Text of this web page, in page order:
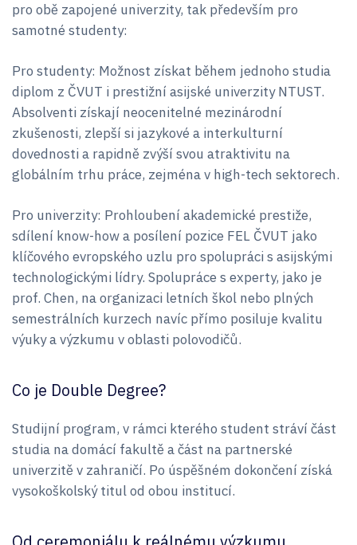
pro obě zapojené univerzity, tak především pro
samotné studenty:
Pro studenty: Možnost získat během jednoho studia
diplom z ČVUT i prestižní asijské univerzity NTUST.
Absolventi získají neocenitelné mezinárodní
zkušenosti, zlepší si jazykové a interkulturní
dovednosti a rapidně zvýší svou atraktivitu na
globálním trhu práce, zejména v high-tech sektorech.
Pro univerzity: Prohloubení akademické prestiže,
sdílení know-how a posílení pozice FEL ČVUT jako
klíčového evropského uzlu pro spolupráci s asijskými
technologickými lídry. Spolupráce s experty, jako je
prof. Chen, na organizaci letních škol nebo plných
semestrálních kurzech navíc přímo posiluje kvalitu
výuky a výzkumu v oblasti polovodičů.
Co je Double Degree?
Studijní program, v rámci kterého student stráví část
studia na domácí fakultě a část na partnerské
univerzitě v zahraničí. Po úspěšném dokončení získá
vysokoškolský titul od obou institucí.